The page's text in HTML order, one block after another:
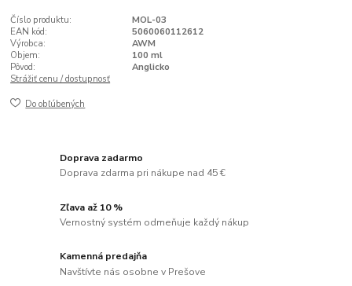
Číslo produktu:
MOL-03
EAN kód:
5060060112612
Výrobca:
AWM
Objem:
100 ml
Pôvod:
Anglicko
Strážiť cenu / dostupnosť
Do obľúbených
Doprava zadarmo
Doprava zdarma pri nákupe nad 45 €
Zľava až 10 %
Vernostný systém odmeňuje každý nákup
Kamenná predajňa
Navštívte nás osobne v Prešove